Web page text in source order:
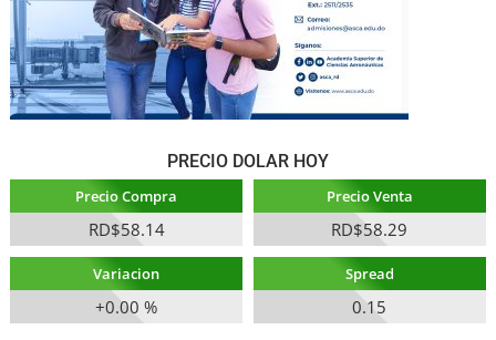
PRECIO DOLAR HOY
Precio Compra
RD$58.14
Precio Venta
RD$58.29
Variacion
+0.00 %
Spread
0.15